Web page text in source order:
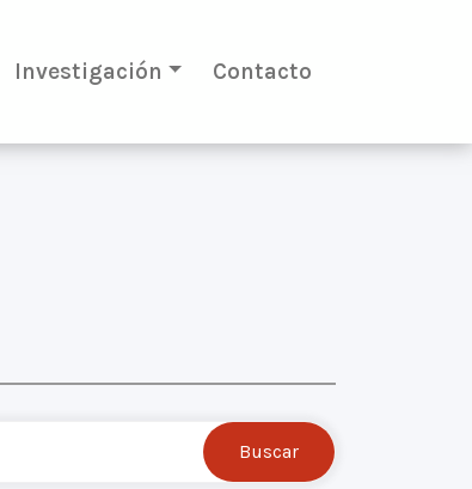
Investigación Contacto